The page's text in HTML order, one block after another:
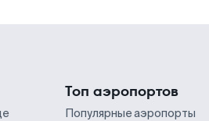
Топ аэропортов
Популярные аэропорты